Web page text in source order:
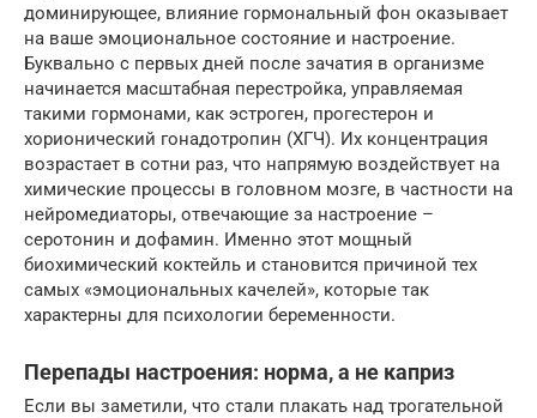
доминирующее, влияние гормональный фон оказывает
на ваше эмоциональное состояние и настроение.
Буквально с первых дней после зачатия в организме
начинается масштабная перестройка, управляемая
такими гормонами, как эстроген, прогестерон и
хорионический гонадотропин (ХГЧ). Их концентрация
возрастает в сотни раз, что напрямую воздействует на
химические процессы в головном мозге, в частности на
нейромедиаторы, отвечающие за настроение –
серотонин и дофамин. Именно этот мощный
биохимический коктейль и становится причиной тех
самых «эмоциональных качелей», которые так
характерны для психологии беременности.
Перепады настроения: норма, а не каприз
Если вы заметили, что стали плакать над трогательной